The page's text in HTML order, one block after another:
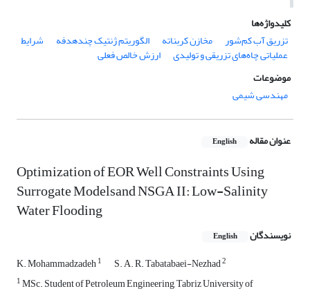
کلیدواژه‌ها
تزریق آب کم‌شور
مخازن کربناته الگوریتم ژنتیک چند‌هدفه شرایط
عملیاتی چاه‌های تزریقی و تولیدی
ارزش خالص فعلی
موضوعات
مهندسی شیمی
عنوان مقاله English
Optimization of EOR Well Constraints Using
Surrogate Modelsand NSGA II: Low-Salinity
Water Flooding
نویسندگان English
K. Mohammadzadeh1 S. A. R. Tabatabaei-Nezhad2
1MSc. Student of Petroleum Engineering, Tabriz University of